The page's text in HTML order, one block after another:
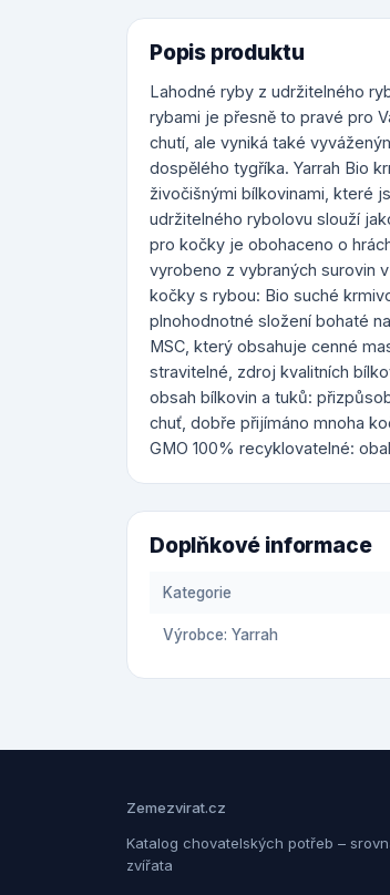
Popis produktu
Lahodné ryby z udržitelného
rybami je přesně to pravé pro
chutí, ale vyniká také
dospělého tygříka. Yarrah Bio
živočišnými bílkovinami, které
udržitelného rybolovu slouží
pro kočky je obohaceno o
vyrobeno z vybraných surovin
kočky s rybou: Bio suché
plnohodnotné složení bohaté
MSC, který obsahuje cenné
stravitelné, zdroj kvalitních
obsah bílkovin a tuků:
chuť, dobře přijímáno mnoha
GMO 100% recyklovatelné:
Doplňkové informace
Kategorie
Výrobce: Yarrah
Zemezvirat.cz
Katalog chovatelských potřeb –
zvířata